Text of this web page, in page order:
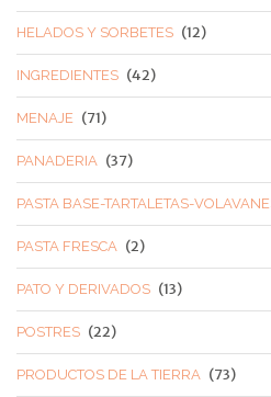
HELADOS Y SORBETES (12)
INGREDIENTES (42)
MENAJE (71)
PANADERIA (37)
PASTA BASE-TARTALETAS-
PASTA FRESCA (2)
PATO Y DERIVADOS (13)
POSTRES (22)
PRODUCTOS DE LA TIERRA (73)